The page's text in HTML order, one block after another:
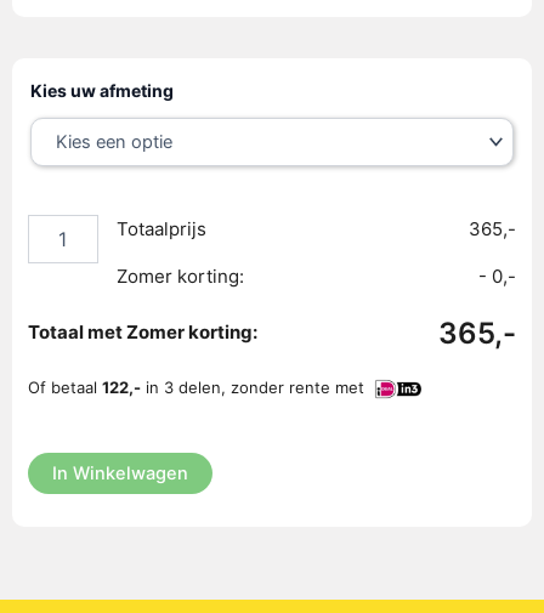
Kies uw afmeting
Boetiek
Latex
aantal
Totaalprijs 365,-
Zomer korting: - 0,-
Totaal met Zomer korting: 365,-
Of betaal 122,-in 3 delen, zonder rente met
In Winkelwagen